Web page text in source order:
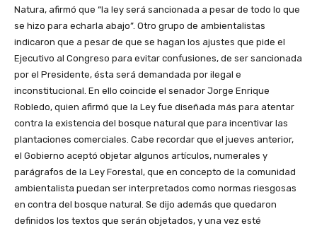
Natura, afirmó que “la ley será sancionada a pesar de todo lo que
se hizo para echarla abajo”. Otro grupo de ambientalistas
indicaron que a pesar de que se hagan los ajustes que pide el
Ejecutivo al Congreso para evitar confusiones, de ser sancionada
por el Presidente, ésta será demandada por ilegal e
inconstitucional. En ello coincide el senador Jorge Enrique
Robledo, quien afirmó que la Ley fue diseñada más para atentar
contra la existencia del bosque natural que para incentivar las
plantaciones comerciales. Cabe recordar que el jueves anterior,
el Gobierno aceptó objetar algunos artículos, numerales y
parágrafos de la Ley Forestal, que en concepto de la comunidad
ambientalista puedan ser interpretados como normas riesgosas
en contra del bosque natural. Se dijo además que quedaron
definidos los textos que serán objetados, y una vez esté